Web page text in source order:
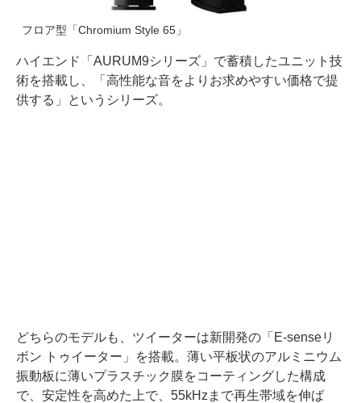
フロア型「Chromium Style 65」
ハイエンド「AURUM9シリーズ」で蓄積したユニット技
術を搭載し、「高性能な音をよりお求めやすい価格で提
供する」というシリーズ。
どちらのモデルも、ツイーターは新開発の「E-senseリ
ボン トゥイーター」を搭載。薄い平板状のアルミニウム
振動板に薄いプラスチック膜をコーティングした構成
で、安定性を高めた上で、55kHzまで再生帯域を伸ば